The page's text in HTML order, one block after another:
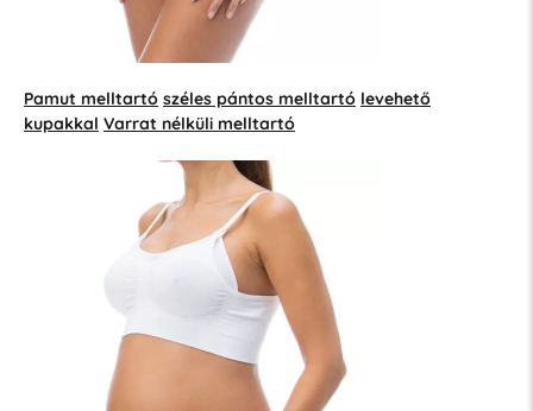
Pamut melltartó széles pántos melltartó levehető
kupakkal Varrat nélküli melltartó